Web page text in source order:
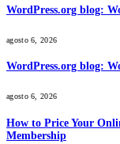
WordPress.org blog:
agosto 6, 2026
WordPress.org blog:
agosto 6, 2026
How to Price Your
Membership